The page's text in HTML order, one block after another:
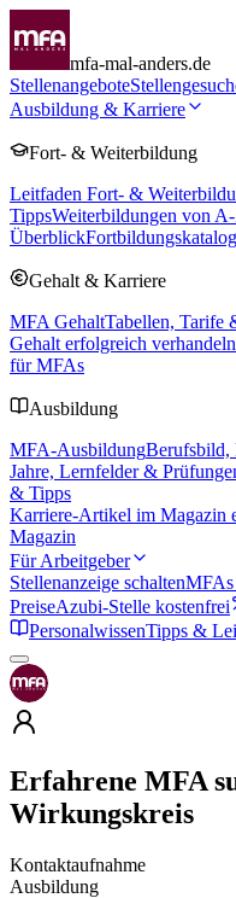
mfa-mal-anders.de
Stellenangebote
Ausbildung & Karriere
Fort- & Weiterbildung
Leitfaden Fort- &
TippsWeiterbildungen von
ÜberblickFortbildungskatalog
Gehalt & Karriere
MFA GehaltTabellen, Tarife
Gehalt erfolgreich verhandeln
für MFAs
Ausbildung
MFA-AusbildungBerufsbild,
Jahre, Lernfelder &
& Tipps
Karriere-Artikel im Magazin
Magazin
Für Arbeitgeber
Stellenanzeige schaltenMFAs
PreiseAzubi-Stelle kostenfrei
PersonalwissenTipps &
Erfahrene MFA
Wirkungskreis
Kontaktaufnahme
Ausbildung